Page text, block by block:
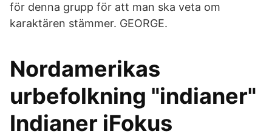
för denna grupp för att man ska veta om
karaktären stämmer. GEORGE.
Nordamerikas
urbefolkning "indianer"
Indianer iFokus